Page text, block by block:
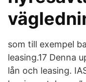
som till exempel
leasing.17 Denna
lån och leasing.